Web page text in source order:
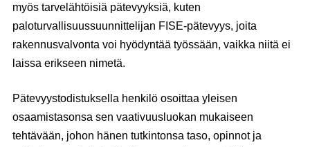
myös tarvelähtöisiä pätevyyksiä, kuten
paloturvallisuussuunnittelijan FISE-pätevyys, joita
rakennusvalvonta voi hyödyntää työssään, vaikka niitä ei
laissa erikseen nimetä.
Pätevyystodistuksella henkilö osoittaa yleisen
osaamistasonsa sen vaativuusluokan mukaiseen
tehtävään, johon hänen tutkintonsa taso, opinnot ja